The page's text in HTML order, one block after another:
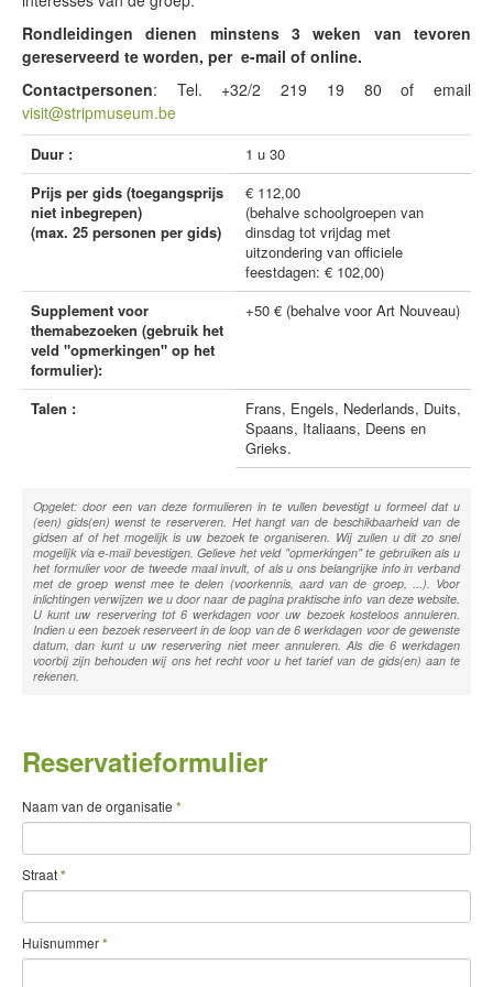
Rondleidingen dienen minstens 3 weken van tevoren
gereserveerd te worden, per e-mail of online.
Contactpersonen: Tel. +32/2 219 19 80 of email
visit@stripmuseum.be
Duur :
1 u 30
Prijs per gids (toegangsprijs
niet inbegrepen)
(max. 25 personen per gids)
€ 112,00
(behalve schoolgroepen van
dinsdag tot vrijdag met
uitzondering van officiele
feestdagen: € 102,00)
Supplement voor
themabezoeken (gebruik het
veld "opmerkingen" op het
formulier):
+50 € (behalve voor Art Nouveau)
Talen :
Frans, Engels, Nederlands, Duits,
Spaans, Italiaans, Deens en
Grieks.
Opgelet: door een van deze formulieren in te vullen bevestigt u formeel dat u
(een) gids(en) wenst te reserveren. Het hangt van de beschikbaarheid van de
gidsen af of het mogelijk is uw bezoek te organiseren. Wij zullen u dit zo snel
mogelijk via e-mail bevestigen. Gelieve het veld "opmerkingen" te gebruiken als u
het formulier voor de tweede maal invult, of als u ons belangrijke info in verband
met de groep wenst mee te delen (voorkennis, aard van de groep, ...). Voor
inlichtingen verwijzen we u door naar de pagina praktische info van deze website.
U kunt uw reservering tot 6 werkdagen voor uw bezoek kosteloos annuleren.
Indien u een bezoek reserveert in de loop van de 6 werkdagen voor de gewenste
datum, dan kunt u uw reservering niet meer annuleren. Als die 6 werkdagen
voorbij zijn behouden wij ons het recht voor u het tarief van de gids(en) aan te
rekenen.
Reservatieformulier
Naam van de organisatie *
Straat*
Huisnummer*